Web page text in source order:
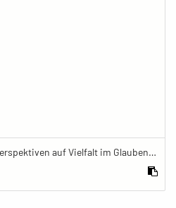
Beyond The Frame: Junge Perspektiven auf Vielfalt im Glauben - Frau arbeitet im Büro eines buddhistischen Zentrums